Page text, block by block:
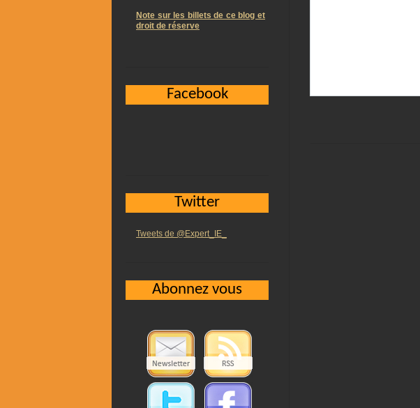
Note sur les billets de ce blog et
droit de réserve
Facebook
Twitter
Tweets de @Expert_IE_
Abonnez vous